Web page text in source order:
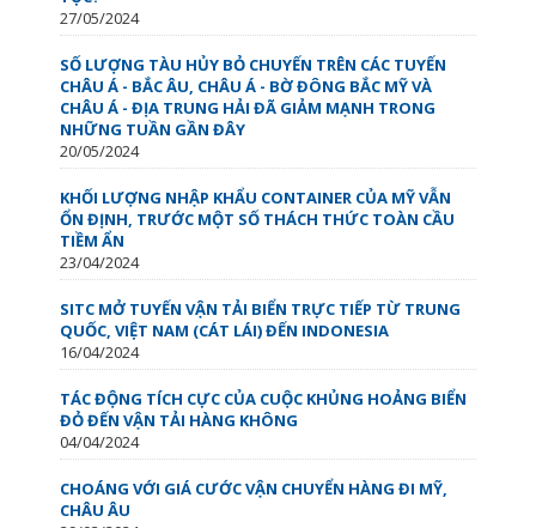
27/05/2024
SỐ LƯỢNG TÀU HỦY BỎ CHUYẾN TRÊN CÁC TUYẾN
CHÂU Á - BẮC ÂU, CHÂU Á - BỜ ĐÔNG BẮC MỸ VÀ
CHÂU Á - ĐỊA TRUNG HẢI ĐÃ GIẢM MẠNH TRONG
NHỮNG TUẦN GẦN ĐÂY
20/05/2024
KHỐI LƯỢNG NHẬP KHẨU CONTAINER CỦA MỸ VẪN
ỔN ĐỊNH, TRƯỚC MỘT SỐ THÁCH THỨC TOÀN CẦU
TIỀM ẨN
23/04/2024
SITC MỞ TUYẾN VẬN TẢI BIỂN TRỰC TIẾP TỪ TRUNG
QUỐC, VIỆT NAM (CÁT LÁI) ĐẾN INDONESIA
16/04/2024
TÁC ĐỘNG TÍCH CỰC CỦA CUỘC KHỦNG HOẢNG BIỂN
ĐỎ ĐẾN VẬN TẢI HÀNG KHÔNG
04/04/2024
CHOÁNG VỚI GIÁ CƯỚC VẬN CHUYỂN HÀNG ĐI MỸ,
CHÂU ÂU